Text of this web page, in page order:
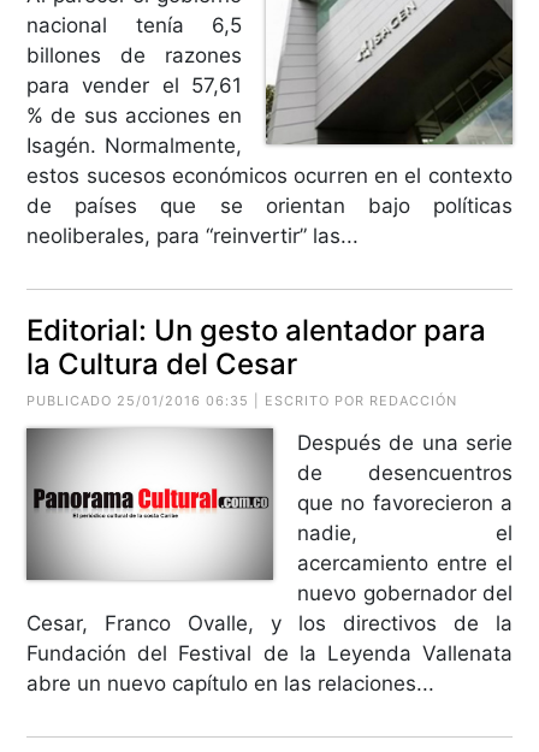
nacional tenía 6,5
billones de razones
para vender el 57,61
% de sus acciones en
Isagén. Normalmente,
estos sucesos económicos ocurren en el contexto
de países que se orientan bajo políticas
neoliberales, para “reinvertir” las...
Editorial: Un gesto alentador para
la Cultura del Cesar
PUBLICADO 25/01/2016 06:35 | ESCRITO POR REDACCIÓN
Después de una serie
de desencuentros
que no favorecieron a
nadie, el
acercamiento entre el
nuevo gobernador del
Cesar, Franco Ovalle, y los directivos de la
Fundación del Festival de la Leyenda Vallenata
abre un nuevo capítulo en las relaciones...